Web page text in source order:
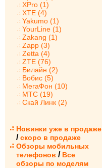
XPro (1)
XTE (4)
Yakumo (1)
YourLine (1)
Zakang (1)
Zapp (3)
Zetta (4)
ZTE (76)
Билайн (2)
Вобис (5)
МегаФон (10)
МТС (19)
Скай Линк (2)
Новинки уже в продаже
/ скоро в продаже
Обзоры мобильных
телефонов / Все
обзоры по моделям